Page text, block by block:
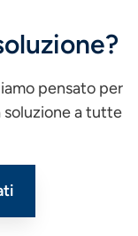
pensato per
soluzione a tutte